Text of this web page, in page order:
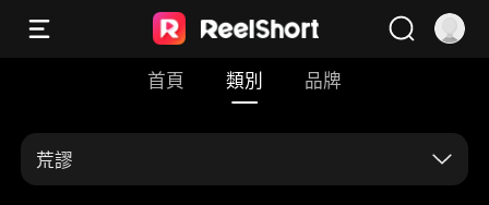
首頁 類別 品牌
荒謬